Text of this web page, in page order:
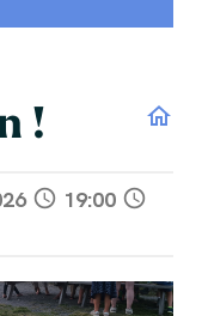
home
!
schedule 19:00 schedule